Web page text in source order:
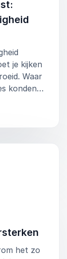
je kijken
Waar
konden
maar
een
het zo